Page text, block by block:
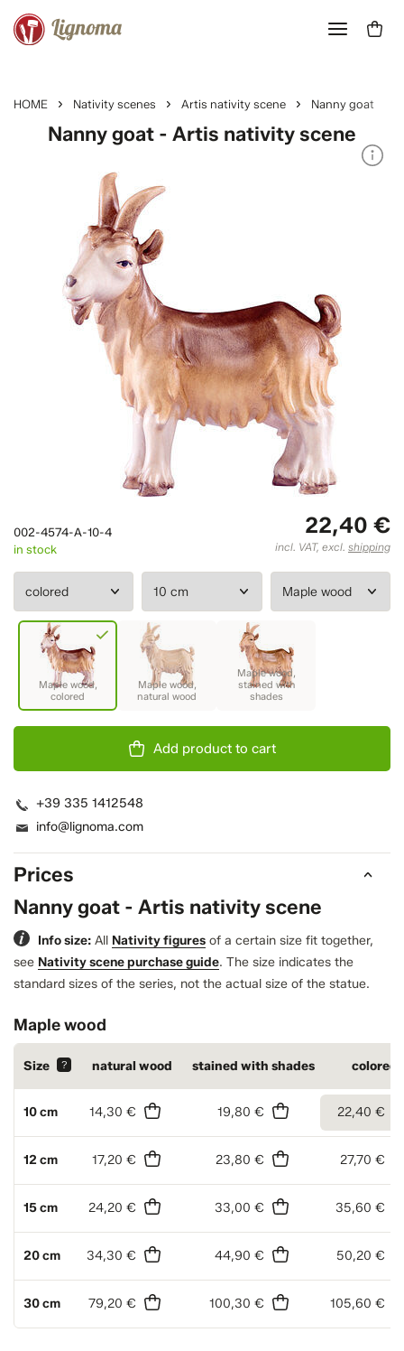
HOME Nativity scenes Artis nativity scene Nanny goat
Prices
Nanny goat - Artis nativity scene
Info size: All Nativity figures of a certain size fit together,
see Nativity scene purchase guide. The size indicates the
standard sizes of the series, not the actual size of the statue.
Maple wood
Size ? natural wood stained with shades colored
10 cm 14,30 € 19,80 € 22,40 €
12 cm 17,20 € 23,80 € 27,70 €
15 cm 24,20 € 33,00 € 35,60 €
20 cm 34,30 € 44,90 € 50,20 €
30 cm 79,20 € 100,30 € 105,60 €
Nanny goat - Artis nativity scene
22,40 €
incl. VAT, excl. shipping
002-4574-A-10-4
in stock
Add product to cart
+39 335 1412548
info@lignoma.com